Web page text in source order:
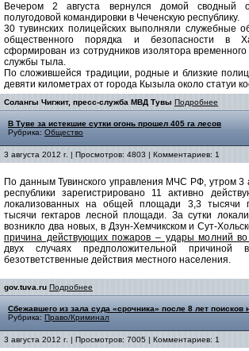
Вечером 2 августа вернулся домой
полугодовой командировки в Чеченскую республику.
30 тувинских полицейских выполняли служебные
общественного порядка и безопасности в
сформирован из сотрудников изолятора
службы тыла.
По сложившейся традиции, родные и близкие
девяти километрах от города Кызыла около статуи
Солангы Чигжит, пресс-служба МВД Тувы Подробнее
В Туве за истекшие сутки огонь прошел 405 га лесов
Рубрика: Общество
3 августа 2012 г. | Просмотров: 4803 | Комментариев: 1
По данным Тувинского управления МЧС РФ, утром 3
республики зарегистрировано 11 активно
локализованных на общей площади 3,3 тысячи
тысячи гектаров лесной площади. За сутки
возникло два новых, в Дзун-Хемчикском и Сут-
причина действующих пожаров – удары молний
двух случаях предположительной причиной
безответственные действия местного населения.
gov.tuva.ru Подробнее
Сбежавшего из зала суда «срочника» после 8 лет поисков
Рубрика: Право/Криминал
3 августа 2012 г. | Просмотров: 7005 | Комментариев: 1